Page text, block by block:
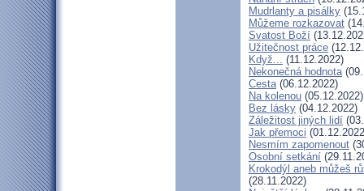
Mudrlanty a pisálky
Můžeme rozkazovat
Svatost Boží
Užitečnost práce
Když... (11.12.2022)
Nekonečná hodnota
Cesta(06.12.2022)
Na kolenou (05.12.2022)
Bez lásky (04.12.2022)
Záležitost jiných lidí
Jak přemoci
Nesmím zapomenout
Osobní setkání
Krokodýl aneb můžeš
(28.11.2022)